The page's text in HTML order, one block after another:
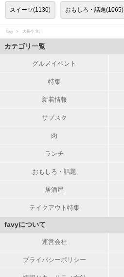
スイーツ(1130) おもしろ・話題(1065)
favy 大長今 立川
カテゴリ一覧
グルメイベント
特集
新着情報
サブスク
肉
ランチ
おもしろ・話題
居酒屋
テイクアウト特集
favyについて
運営会社
プライバシーポリシー